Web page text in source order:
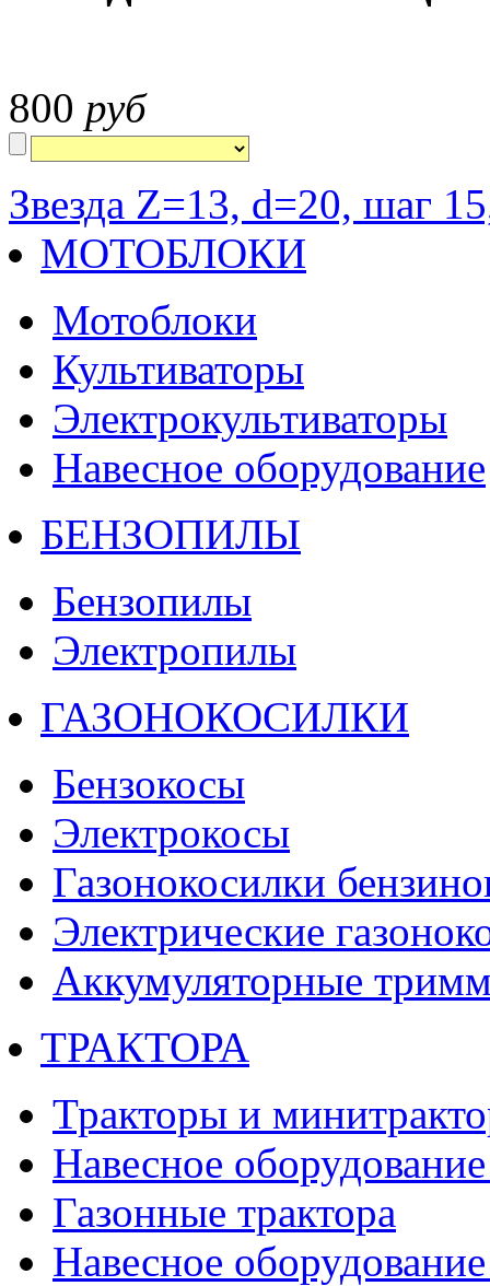
800 руб
Звезда Z=13, d=20, шаг
МОТОБЛОКИ
Мотоблоки
Культиваторы
Электрокультиваторы
Навесное оборудование
БЕНЗОПИЛЫ
Бензопилы
Электропилы
ГАЗОНОКОСИЛКИ
Бензокосы
Электрокосы
Газонокосилки
Электрические
Аккумуляторные
ТРАКТОРА
Тракторы и
Навесное
Газонные трактора
Навесное